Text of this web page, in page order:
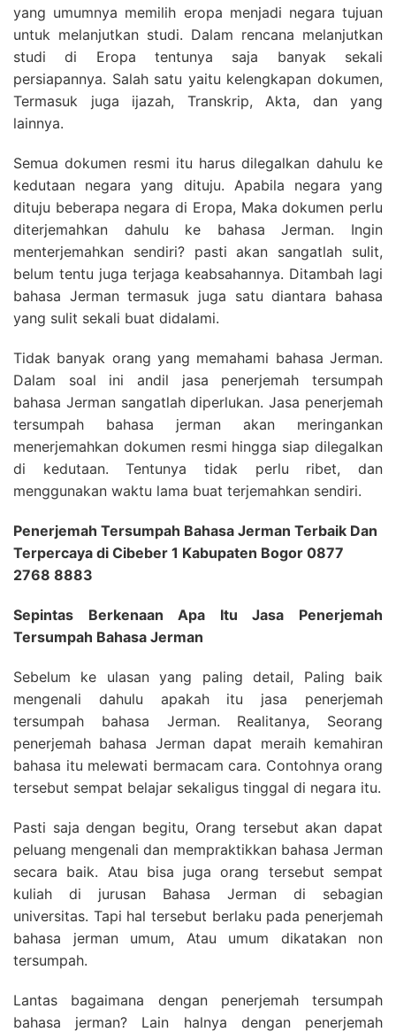
yang umumnya memilih eropa menjadi negara tujuan
untuk melanjutkan studi. Dalam rencana melanjutkan
studi di Eropa tentunya saja banyak sekali
persiapannya. Salah satu yaitu kelengkapan dokumen,
Termasuk juga ijazah, Transkrip, Akta, dan yang
lainnya.
Semua dokumen resmi itu harus dilegalkan dahulu ke
kedutaan negara yang dituju. Apabila negara yang
dituju beberapa negara di Eropa, Maka dokumen perlu
diterjemahkan dahulu ke bahasa Jerman. Ingin
menterjemahkan sendiri? pasti akan sangatlah sulit,
belum tentu juga terjaga keabsahannya. Ditambah lagi
bahasa Jerman termasuk juga satu diantara bahasa
yang sulit sekali buat didalami.
Tidak banyak orang yang memahami bahasa Jerman.
Dalam soal ini andil jasa penerjemah tersumpah
bahasa Jerman sangatlah diperlukan. Jasa penerjemah
tersumpah bahasa jerman akan meringankan
menerjemahkan dokumen resmi hingga siap dilegalkan
di kedutaan. Tentunya tidak perlu ribet, dan
menggunakan waktu lama buat terjemahkan sendiri.
Penerjemah Tersumpah Bahasa Jerman Terbaik Dan
Terpercaya di Cibeber 1 Kabupaten Bogor 0877
2768 8883
Sepintas Berkenaan Apa Itu Jasa Penerjemah
Tersumpah Bahasa Jerman
Sebelum ke ulasan yang paling detail, Paling baik
mengenali dahulu apakah itu jasa penerjemah
tersumpah bahasa Jerman. Realitanya, Seorang
penerjemah bahasa Jerman dapat meraih kemahiran
bahasa itu melewati bermacam cara. Contohnya orang
tersebut sempat belajar sekaligus tinggal di negara itu.
Pasti saja dengan begitu, Orang tersebut akan dapat
peluang mengenali dan mempraktikkan bahasa Jerman
secara baik. Atau bisa juga orang tersebut sempat
kuliah di jurusan Bahasa Jerman di sebagian
universitas. Tapi hal tersebut berlaku pada penerjemah
bahasa jerman umum, Atau umum dikatakan non
tersumpah.
Lantas bagaimana dengan penerjemah tersumpah
bahasa jerman? Lain halnya dengan penerjemah